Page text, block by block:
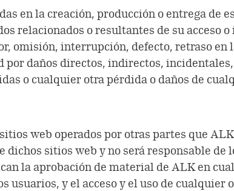
en la creación, producción o entrega de
relacionados o resultantes de su acceso
omisión, interrupción, defecto, retraso
daños directos, indirectos,
o cualquier otra pérdida o daños de
web operados por otras partes que
sitios web y no será responsable de
la aprobación de material de ALK en
usuarios, y el acceso y el uso de